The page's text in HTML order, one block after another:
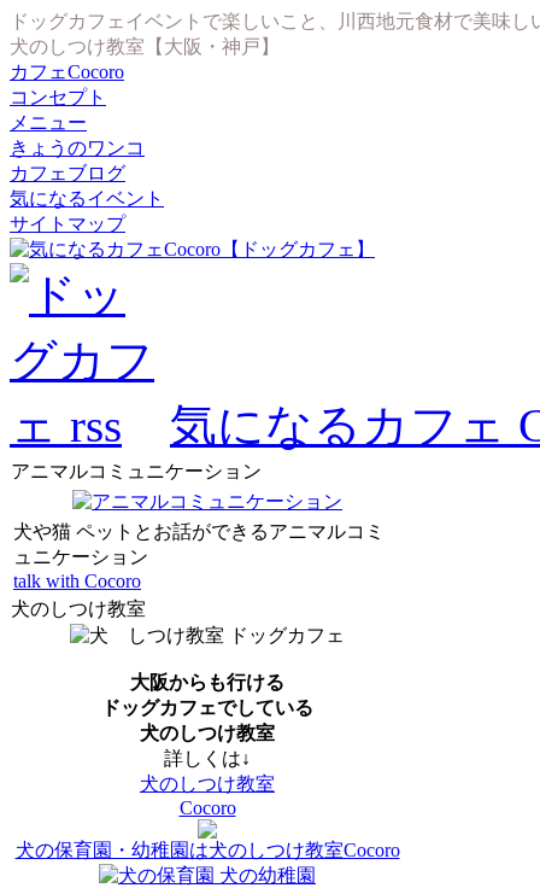
ドッグカフェイベントで楽しいこと、川西地元食材で美味
犬のしつけ教室【大阪・神戸】
カフェCocoro
コンセプト
メニュー
きょうのワンコ
カフェブログ
気になるイベント
サイトマップ
気になるカフェ
アニマルコミュニケーション
犬や猫 ペットとお話ができるアニマルコミ
ュニケーション
talk with Cocoro
犬のしつけ教室
大阪からも行ける
ドッグカフェでしている
犬のしつけ教室
詳しくは↓
犬のしつけ教室
Cocoro
犬の保育園・幼稚園は犬のしつけ教室Cocoro